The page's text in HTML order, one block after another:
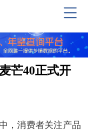
芒40正式开
，消费者关注产品